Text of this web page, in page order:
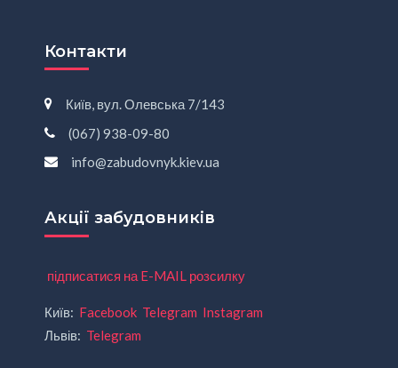
Контакти
Київ, вул. Олевська 7/143
(067) 938-09-80
info@zabudovnyk.kiev.ua
Акції забудовників
підписатися на E-MAIL розсилку
Київ: Facebook Telegram Instagram
Львів: Telegram